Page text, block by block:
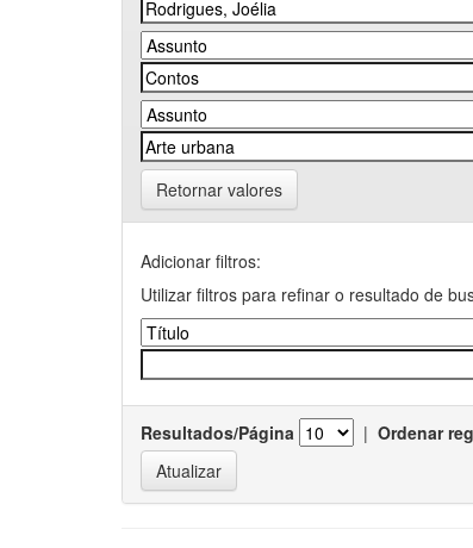
Retornar valores
Adicionar filtros:
Utilizar filtros para refinar o resultado de
Resultados/Página | Ordenar